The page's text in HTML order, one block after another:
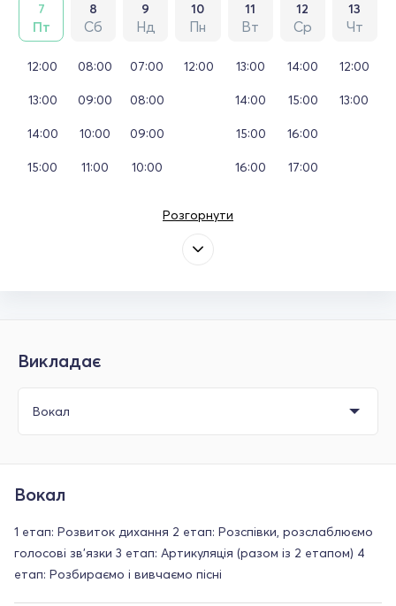
7
Пт
8
Сб
9
Нд
10
Пн
11
Вт
12
Ср
13
Чт
12:00
13:00
14:00
15:00
08:00
09:00
10:00
11:00
07:00
08:00
09:00
10:00
12:00 13:00
14:00
15:00
16:00
14:00
15:00
16:00
17:00
12:00
13:00
Розгорнути
Викладає
Вокал
1 етап: Розвиток дихання 2 етап: Розспівки, розслаблюємо
голосові зв'язки 3 етап: Артикуляція (разом із 2 етапом) 4
етап: Розбираємо і вивчаємо пісні